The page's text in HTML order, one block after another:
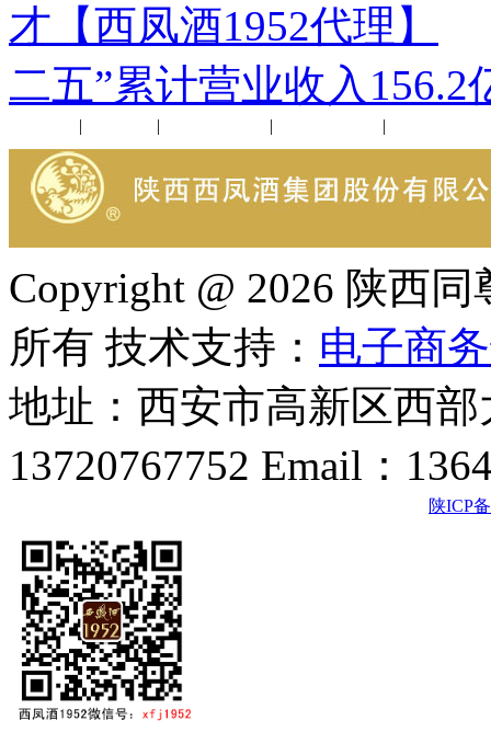
才【西凤酒1952代理】
二五”累计营业收入
| | | |
Copyright @ 2026 陕西
所有 技术支持： 电子商
地址：西安市高新区西
13720767752 Email：
陕ICP